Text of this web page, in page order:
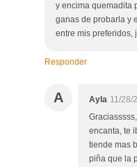
y encima quemadita
ganas de probarla y
entre mis preferidos,
Responder
A Ayla 11/28/
encanta, te
tiende mas
piña que la